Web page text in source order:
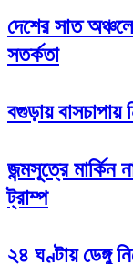
দেশের সাত
সতর্কতা
বগুড়ায় বাসচাপায়
জন্মসূত্রে মার্কিন
ট্রাম্প
২৪ ঘণ্টায় ডেঙ্গু